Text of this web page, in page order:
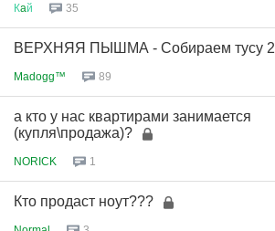
Кaй 35
ВЕРХНЯЯ ПЫШМА - Собираем тусу 2
Madogg™ 89
а кто у нас квартирами занимается
(купля\продажа)?
NORICK 1
Кто продаст ноут???